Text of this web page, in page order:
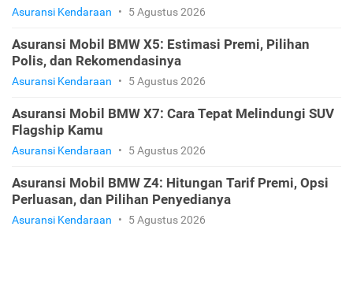
Asuransi Kendaraan • 5 Agustus 2026
Asuransi Mobil BMW X5: Estimasi Premi, Pilihan
Polis, dan Rekomendasinya
Asuransi Kendaraan • 5 Agustus 2026
Asuransi Mobil BMW X7: Cara Tepat Melindungi SUV
Flagship Kamu
Asuransi Kendaraan • 5 Agustus 2026
Asuransi Mobil BMW Z4: Hitungan Tarif Premi, Opsi
Perluasan, dan Pilihan Penyedianya
Asuransi Kendaraan • 5 Agustus 2026